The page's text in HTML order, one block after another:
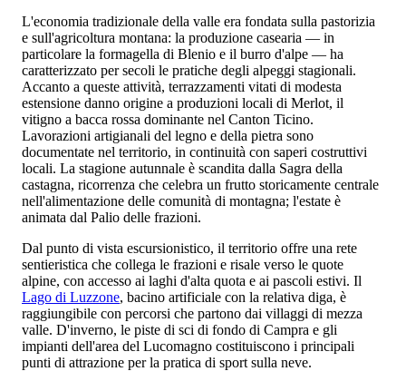
L'economia tradizionale della valle era fondata sulla pastorizia
e sull'agricoltura montana: la produzione casearia — in
particolare la formagella di Blenio e il burro d'alpe — ha
caratterizzato per secoli le pratiche degli alpeggi stagionali.
Accanto a queste attività, terrazzamenti vitati di modesta
estensione danno origine a produzioni locali di Merlot, il
vitigno a bacca rossa dominante nel Canton Ticino.
Lavorazioni artigianali del legno e della pietra sono
documentate nel territorio, in continuità con saperi costruttivi
locali. La stagione autunnale è scandita dalla Sagra della
castagna, ricorrenza che celebra un frutto storicamente centrale
nell'alimentazione delle comunità di montagna; l'estate è
animata dal Palio delle frazioni.
Dal punto di vista escursionistico, il territorio offre una rete
sentieristica che collega le frazioni e risale verso le quote
alpine, con accesso ai laghi d'alta quota e ai pascoli estivi. Il
Lago di Luzzone, bacino artificiale con la relativa diga, è
raggiungibile con percorsi che partono dai villaggi di mezza
valle. D'inverno, le piste di sci di fondo di Campra e gli
impianti dell'area del Lucomagno costituiscono i principali
punti di attrazione per la pratica di sport sulla neve.